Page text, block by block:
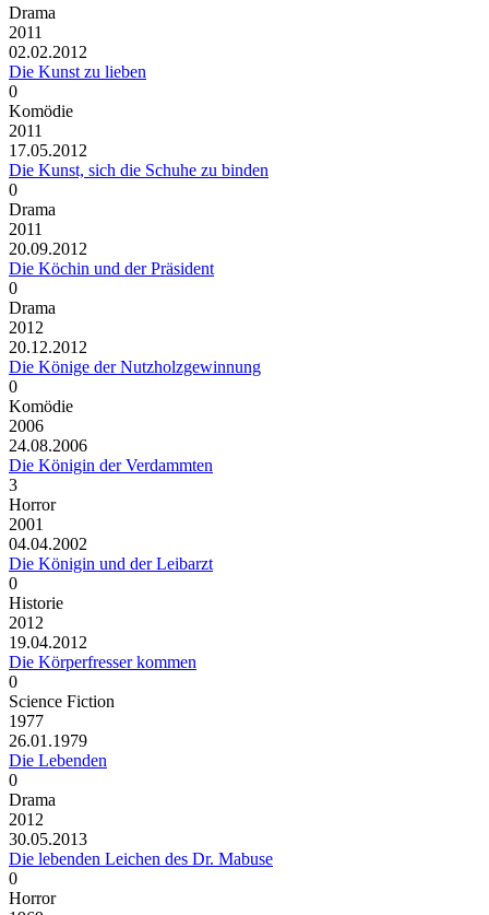
Drama
2011
02.02.2012
Die Kunst zu lieben
0
Komödie
2011
17.05.2012
Die Kunst, sich die Schuhe zu binden
0
Drama
2011
20.09.2012
Die Köchin und der Präsident
0
Drama
2012
20.12.2012
Die Könige der Nutzholzgewinnung
0
Komödie
2006
24.08.2006
Die Königin der Verdammten
3
Horror
2001
04.04.2002
Die Königin und der Leibarzt
0
Historie
2012
19.04.2012
Die Körperfresser kommen
0
Science Fiction
1977
26.01.1979
Die Lebenden
0
Drama
2012
30.05.2013
Die lebenden Leichen des Dr. Mabuse
0
Horror